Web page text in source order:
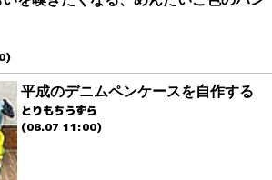
平成のデニムペンケースを自作する
とりもちうずら
(08.07 11:00)